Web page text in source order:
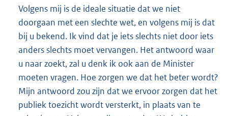
Volgens mij is de ideale situatie dat we niet
doorgaan met een slechte wet, en volgens mij is dat
bij u bekend. Ik vind dat je iets slechts niet door iets
anders slechts moet vervangen. Het antwoord waar
u naar zoekt, zal u denk ik ook aan de Minister
moeten vragen. Hoe zorgen we dat het beter wordt?
Mijn antwoord zou zijn dat we ervoor zorgen dat het
publiek toezicht wordt versterkt, in plaats van te